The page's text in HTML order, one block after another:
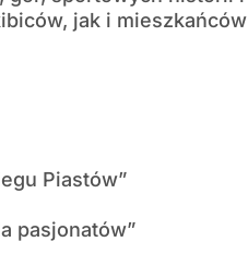
jak i mieszkańców
Piastów”
pasjonatów”